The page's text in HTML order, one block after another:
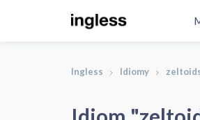
Ingless Idiomy